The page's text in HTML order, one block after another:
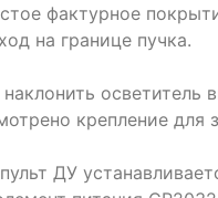
фактурное
на границе пучка.
крепление для
ДУ